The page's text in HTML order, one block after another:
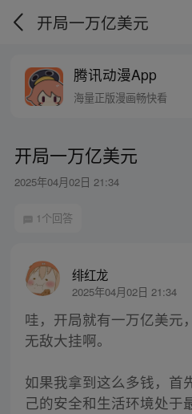
开局一万亿美元
腾讯动漫App
海量正版漫画畅快看
开局一万亿美元
2025年04月02日 21:34
1个回答
绯红龙
2025年04月02日 21:34
哇，开局就有一万亿美元
无敌大挂啊。
如果我拿到这么多钱，首
己的安全和生活环境处于